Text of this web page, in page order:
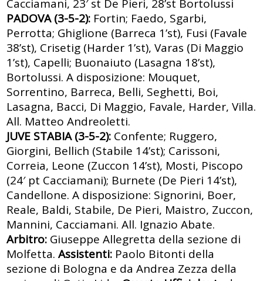
Cacciamani, 23′ st De Pieri, 28’st Bortolussi
PADOVA (3-5-2): Fortin; Faedo, Sgarbi,
Perrotta; Ghiglione (Barreca 1’st), Fusi (Favale
38’st), Crisetig (Harder 1’st), Varas (Di Maggio
1’st), Capelli; Buonaiuto (Lasagna 18’st),
Bortolussi. A disposizione: Mouquet,
Sorrentino, Barreca, Belli, Seghetti, Boi,
Lasagna, Bacci, Di Maggio, Favale, Harder, Villa.
All. Matteo Andreoletti.
JUVE STABIA (3-5-2): Confente; Ruggero,
Giorgini, Bellich (Stabile 14’st); Carissoni,
Correia, Leone (Zuccon 14’st), Mosti, Piscopo
(24′ pt Cacciamani); Burnete (De Pieri 14’st),
Candellone. A disposizione: Signorini, Boer,
Reale, Baldi, Stabile, De Pieri, Maistro, Zuccon,
Mannini, Cacciamani. All. Ignazio Abate.
Arbitro: Giuseppe Allegretta della sezione di
Molfetta. Assistenti: Paolo Bitonti della
sezione di Bologna e da Andrea Zezza della